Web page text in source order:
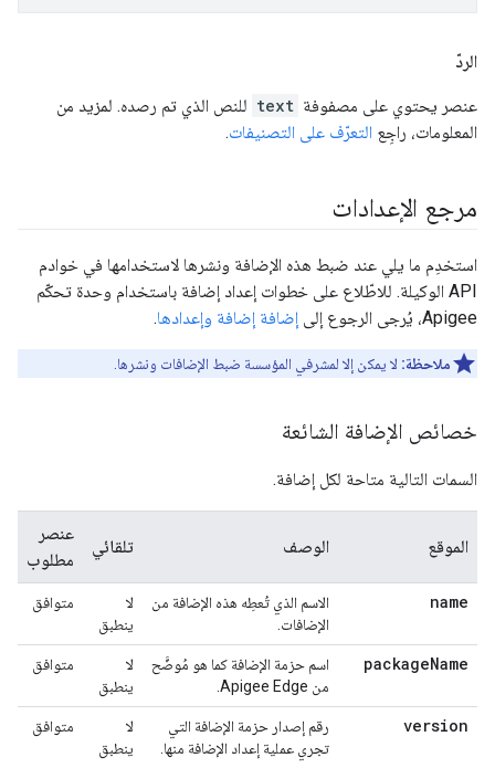
الردّ
عنصر يحتوي على مصفوفة text للنص الذي تم رصده. لمزيد من
المعلومات، راجِع التعرّف على التصنيفات.
مرجع الإعدادات
استخدِم ما يلي عند ضبط هذه الإضافة ونشرها لاستخدامها في خوادم
API الوكيلة. للاطّلاع على خطوات إعداد إضافة باستخدام وحدة تحكّم
Apigee، يُرجى الرجوع إلى
إضافة إضافة وإعدادها.
ملاحظة: لا يمكن إلا لمشرفي المؤسسة ضبط الإضافات ونشرها.
خصائص الإضافة الشائعة
السمات التالية متاحة لكل إضافة.
الموقع الوصف تلقائي
عنصر
مطلوب
name
الاسم الذي تُعطِه هذه الإضافة من
الإضافات.
لا
ينطبق
متوافق
packageName
اسم حزمة الإضافة كما هو مُوضَّح
من Apigee Edge.
لا
ينطبق
متوافق
version
رقم إصدار حزمة الإضافة التي
تجري عملية إعداد الإضافة منها.
لا
ينطبق
متوافق